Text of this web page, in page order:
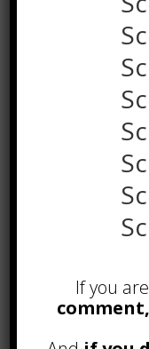
POPOLARI
If you